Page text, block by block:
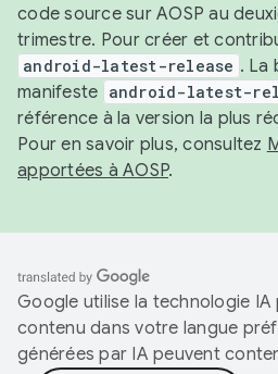
code source sur AOSP au
trimestre. Pour créer et
android-latest-release . La
manifeste android-latest-
référence à la version la plus
Pour en savoir plus, consultez
apportées à AOSP.
Google utilise la technologie
contenu dans votre langue
générées par IA peuvent